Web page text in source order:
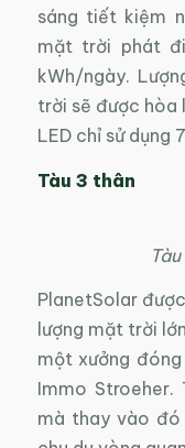
sáng tiết kiệm
mặt trời phát
kWh/ngày.
trời sẽ được hòa
LED chỉ sử dụng
Tàu 3 thân
PlanetSolar
lượng mặt trời
một xưởng
Immo Stroeher.
mà thay vào